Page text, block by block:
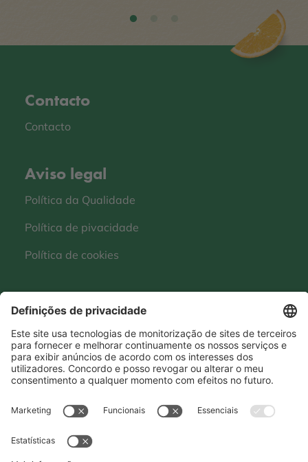
Contacto
Contacto
Aviso legal
Política da Qualidade
Política de pivacidade
Política de cookies
Whistleblowing
SpeakUp
Mantenha-se conectado